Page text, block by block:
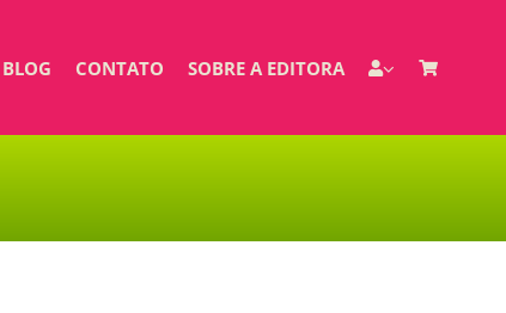
BLOG CONTATO SOBRE A EDITORA